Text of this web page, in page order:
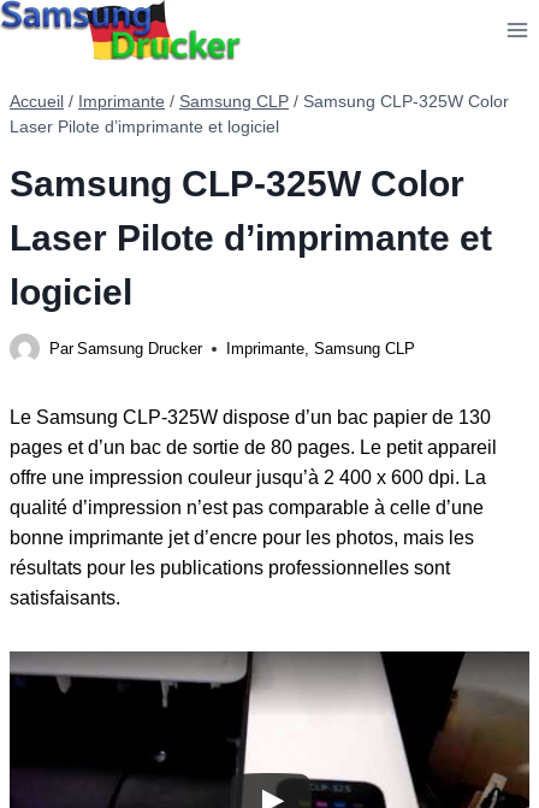
Aller
Accueil / Imprimante / Samsung CLP / Samsung CLP-325W Color
Laser Pilote d’imprimante et logiciel
Samsung CLP-325W Color
Laser Pilote d’imprimante et
logiciel
Par Samsung Drucker Imprimante ,Samsung CLP
Le Samsung CLP-325W dispose d’un bac papier de 130
pages et d’un bac de sortie de 80 pages. Le petit appareil
offre une impression couleur jusqu’à 2 400 x 600 dpi. La
qualité d’impression n’est pas comparable à celle d’une
bonne imprimante jet d’encre pour les photos, mais les
résultats pour les publications professionnelles sont
satisfaisants.